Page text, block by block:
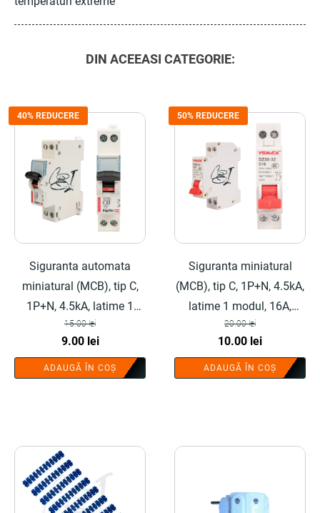
DIN ACEEASI CATEGORIE:
40% REDUCERE
Siguranta automata
miniatural (MCB), tip C,
1P+N, 4.5kA, latime 1
modul, 32A, sarma cupru -
COBI SMART®
15.00lei
Prețul
inițial
a
9.00 leiPrețul
curent
este:
ADAUGĂ ÎN COȘ
50% REDUCERE
Siguranta miniatural
(MCB), tip C, 1P+N, 4.5kA,
latime 1 modul, 16A,
sarma cupru - COBI
SMART®
20.00lei
Prețul
inițial
a
10.00 leiPrețul
curent
este:
ADAUGĂ ÎN COȘ